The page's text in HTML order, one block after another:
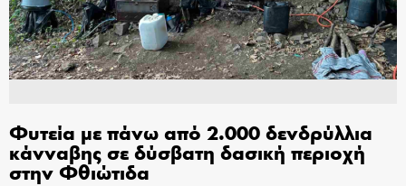
Φυτεία με πάνω από 2.000 δενδρύλλια
κάνναβης σε δύσβατη δασική περιοχή
στην Φθιώτιδα